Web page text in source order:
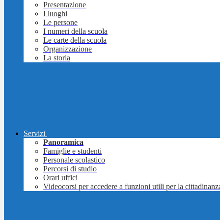
Presentazione
I luoghi
Le persone
I numeri della scuola
Le carte della scuola
Organizzazione
La storia
Servizi
Panoramica
Famiglie e studenti
Personale scolastico
Percorsi di studio
Orari uffici
Videocorsi per accedere a funzioni utili per la